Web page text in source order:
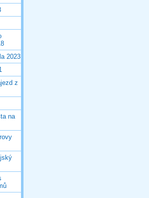
2023
z
na